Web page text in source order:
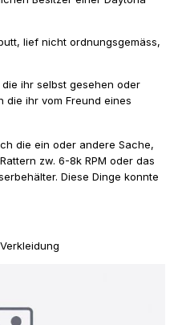
lief nicht ordnungsgemäss,
ihr selbst gesehen oder
die ihr vom Freund eines
die ein oder andere Sache,
zw. 6-8k RPM oder das
Diese Dinge konnte